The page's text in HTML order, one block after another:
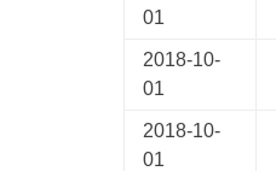
01
2018-10-
01
2018-10-
01